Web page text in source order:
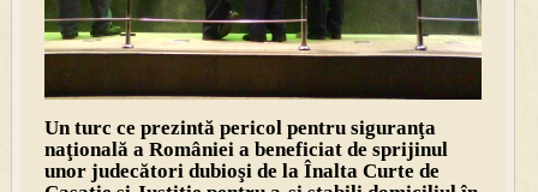
Un turc ce prezintă pericol pentru siguranţa
naţională a României a beneficiat de sprijinul
unor judecători dubioşi de la Înalta Curte de